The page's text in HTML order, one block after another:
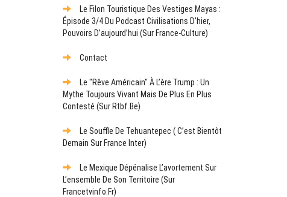
Le Filon Touristique Des Vestiges Mayas :
Épisode 3/4 Du Podcast Civilisations D’hier,
Pouvoirs D’aujourd’hui (sur France-Culture)
Contact
Le "rêve Américain" À L’ère Trump : Un
Mythe Toujours Vivant Mais De Plus En Plus
Contesté (sur Rtbf.be)
Le Souffle De Tehuantepec ( C’est Bientôt
Demain Sur France Inter)
Le Mexique Dépénalise L’avortement Sur
L’ensemble De Son Territoire (sur
Francetvinfo.fr)